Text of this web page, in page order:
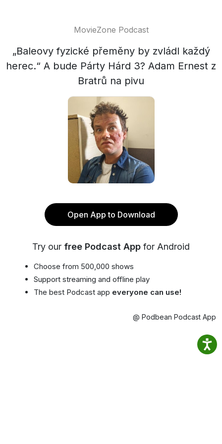
MovieZone Podcast
„Baleovy fyzické přeměny by zvládl každý
herec.“ A bude Párty Hárd 3? Adam Ernest z
Bratrů na pivu
Open App to Download
Try our free Podcast App for Android
Choose from 500,000 shows
Support streaming and offline play
The best Podcast app everyone can use!
@ Podbean Podcast App